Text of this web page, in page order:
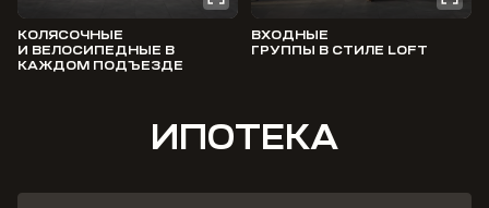
КОЛЯСОЧНЫЕ
И ВЕЛОСИПЕДНЫЕ В
КАЖДОМ ПОДЪЕЗДЕ
ВХОДНЫЕ
ГРУППЫ В СТИЛЕ LOFT
ИПОТЕКА